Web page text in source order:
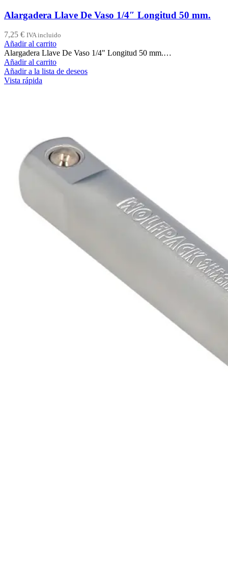
Alargadera Llave De Vaso 1/4″ Longitud 50 mm.
7,25 € IVA incluido
Añadir al carrito
Alargadera Llave De Vaso 1/4" Longitud 50 mm.…
Añadir al carrito
Añadir a la lista de deseos
Vista rápida